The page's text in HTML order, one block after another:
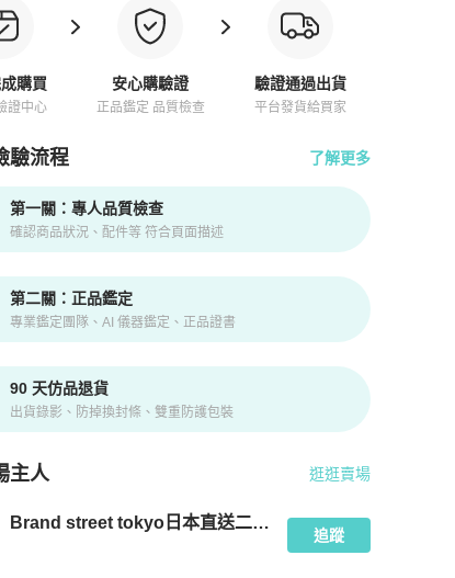
購買
證中心
安心購驗證
正品鑑定 品質檢查
驗證通過出貨
平台發貨給買家
驗流程 了解更多
拍圈正品驗證、安心購檢驗流程介紹
第一關：專人品質檢查
確認商品狀況、配件等 符合頁面描述
第二關：正品鑑定
專業鑑定團隊、AI 儀器鑑定、正品證書
90 天仿品退貨
出貨錄影、防掉換封條、雙重防護包裝
主人
拍圈嚴選賣家 Brand street tokyo日本直送二手名牌
逛逛賣場
Brand street tokyo日本直送二手名牌
追蹤